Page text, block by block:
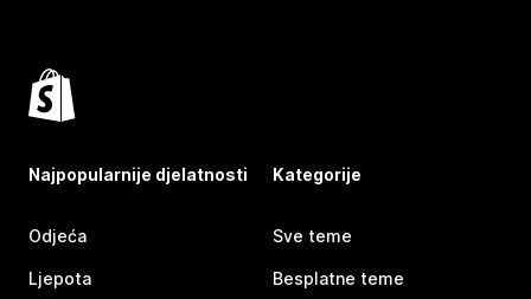
Najpopularnije djelatnosti
Odjeća
Ljepota
Kategorije
Sve teme
Besplatne teme